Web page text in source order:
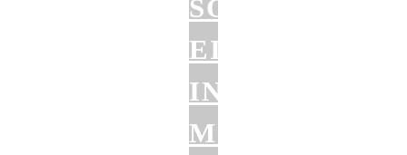
SOLIDER
EINSTIEG
INS
MOBILE